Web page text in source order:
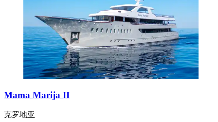
Mama Marija II
克罗地亚